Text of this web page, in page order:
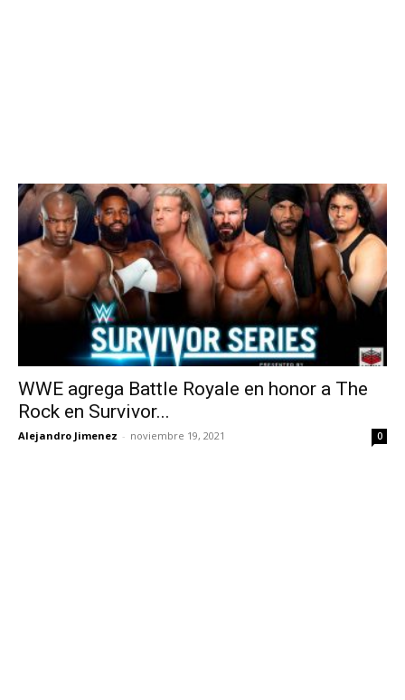
WWE agrega Battle Royale en honor a The
Rock en Survivor...
Alejandro Jimenez - noviembre 19, 2021 0